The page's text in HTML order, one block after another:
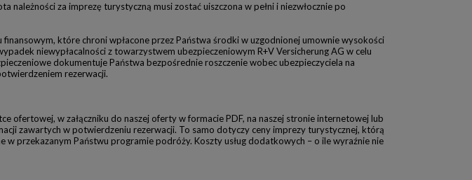
za imprezę turystyczną musi zostać uiszczona w pełni i niezwłocznie po
które chroni wpłacone przez Państwa środki w uzgodnionej umownie wysokości
niewypłacalności z towarzystwem ubezpieczeniowym R+V Versicherung AG w celu
dokumentuje Państwa bezpośrednie roszczenie wobec ubezpieczyciela na
rezerwacji.
ofertowej, w załączniku do naszej oferty w formacie PDF, na naszej stronie internetowej lub
zawartych w potwierdzeniu rezerwacji. To samo dotyczy ceny imprezy turystycznej, którą
przekazanym Państwu programie podróży. Koszty usług dodatkowych – o ile wyraźnie nie